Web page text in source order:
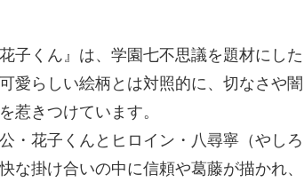
花子くん』は、学園七不思議を題材にし
愛らしい絵柄とは対照的に、切なさや
惹きつけています。
・花子くんとヒロイン・八尋寧（やし
な掛け合いの中に信頼や葛藤が描かれ